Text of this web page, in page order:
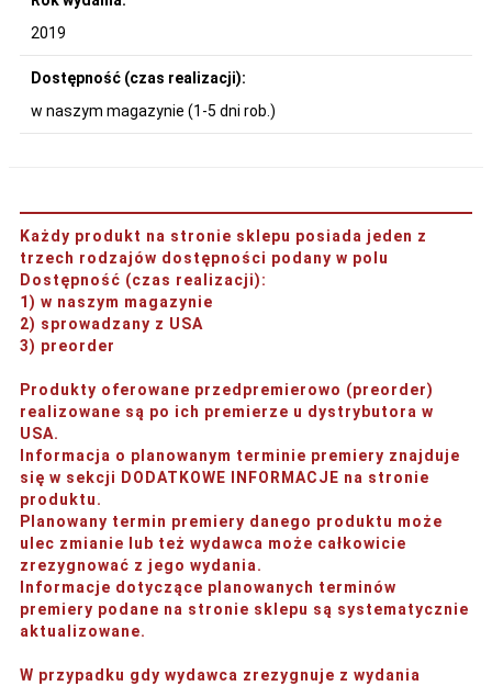
2019
Dostępność (czas realizacji):
w naszym magazynie (1-5 dni rob.)
Każdy produkt na stronie sklepu posiada jeden z
trzech rodzajów dostępności podany w polu
Dostępność (czas realizacji):
1) w naszym magazynie
2) sprowadzany z USA
3) preorder
Produkty oferowane przedpremierowo (preorder)
realizowane są po ich premierze u dystrybutora w
USA.
Informacja o planowanym terminie premiery znajduje
się w sekcji DODATKOWE INFORMACJE na stronie
produktu.
Planowany termin premiery danego produktu może
ulec zmianie lub też wydawca może całkowicie
zrezygnować z jego wydania.
Informacje dotyczące planowanych terminów
premiery podane na stronie sklepu są systematycznie
aktualizowane.
W przypadku gdy wydawca zrezygnuje z wydania